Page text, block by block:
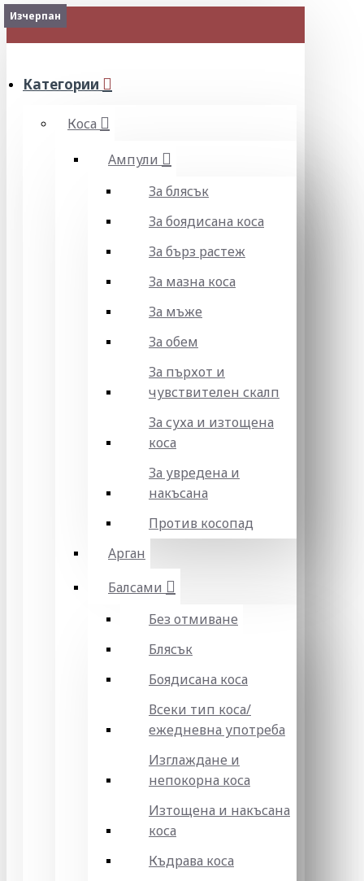
МЕНЮ
Категории
Коса
Ампули
За блясък
За боядисана коса
За бърз растеж
За мазна коса
За мъже
За обем
За пърхот и
чувствителен скалп
За суха и изтощена
коса
За увредена и
накъсана
Против косопад
Арган
Балсами
Без отмиване
Блясък
Боядисана коса
Всеки тип коса/
ежедневна употреба
Изглаждане и
непокорна коса
Изтощена и накъсана
коса
Къдрава коса
2-3 Days
Изчерпан